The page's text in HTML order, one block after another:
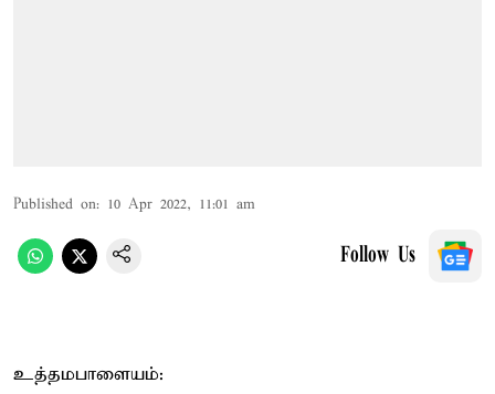
Published on: 10 Apr 2022, 11:01 am
Follow Us
உத்தமபாளையம்: